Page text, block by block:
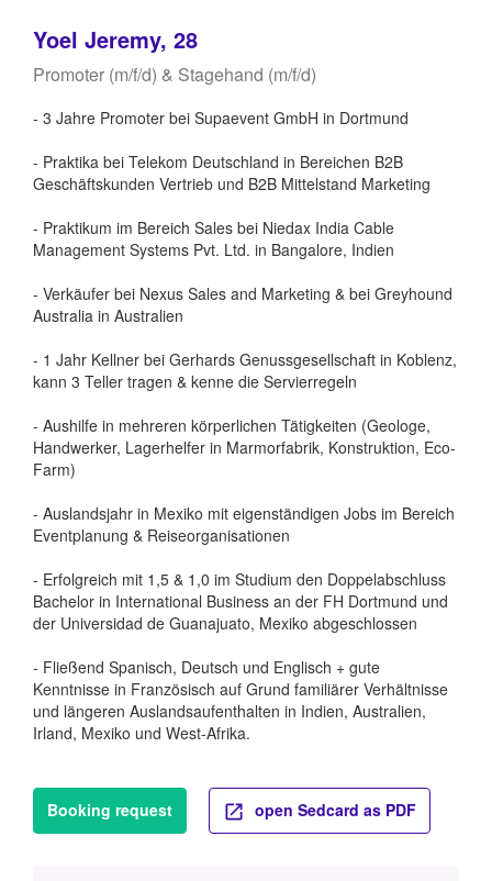
Yoel Jeremy, 28
Promoter (m/f/d) & Stagehand (m/f/d)
- 3 Jahre Promoter bei Supaevent GmbH in Dortmund
- Praktika bei Telekom Deutschland in Bereichen B2B
Geschäftskunden Vertrieb und B2B Mittelstand Marketing
- Praktikum im Bereich Sales bei Niedax India Cable
Management Systems Pvt. Ltd. in Bangalore, Indien
- Verkäufer bei Nexus Sales and Marketing & bei Greyhound
Australia in Australien
- 1 Jahr Kellner bei Gerhards Genussgesellschaft in Koblenz,
kann 3 Teller tragen & kenne die Servierregeln
- Aushilfe in mehreren körperlichen Tätigkeiten (Geologe,
Handwerker, Lagerhelfer in Marmorfabrik, Konstruktion, Eco-
Farm)
- Auslandsjahr in Mexiko mit eigenständigen Jobs im Bereich
Eventplanung & Reiseorganisationen
- Erfolgreich mit 1,5 & 1,0 im Studium den Doppelabschluss
Bachelor in International Business an der FH Dortmund und
der Universidad de Guanajuato, Mexiko abgeschlossen
- Fließend Spanisch, Deutsch und Englisch + gute
Kenntnisse in Französisch auf Grund familiärer Verhältnisse
und längeren Auslandsaufenthalten in Indien, Australien,
Irland, Mexiko und West-Afrika.
Booking request open Sedcard as PDF